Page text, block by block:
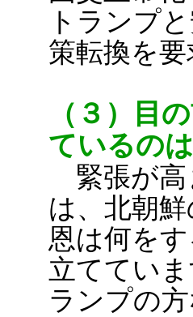
トランプ
策転換を
（３）目
ているの
緊張が高
は、北朝
恩は何を
立ててい
ランプの方